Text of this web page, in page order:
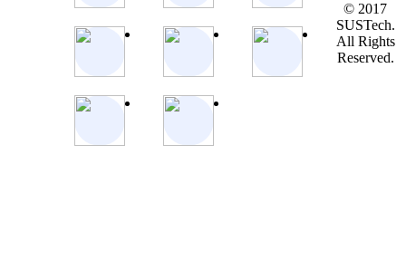
© 2017
SUSTech.
All Rights
Reserved.